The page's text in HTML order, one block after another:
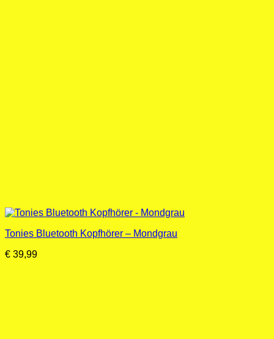
Tonies Bluetooth Kopfhörer – Mondgrau
€ 39,99